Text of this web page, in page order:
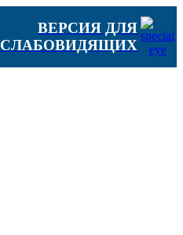
ВЕРСИЯ ДЛЯ
СЛАБОВИДЯЩИХ